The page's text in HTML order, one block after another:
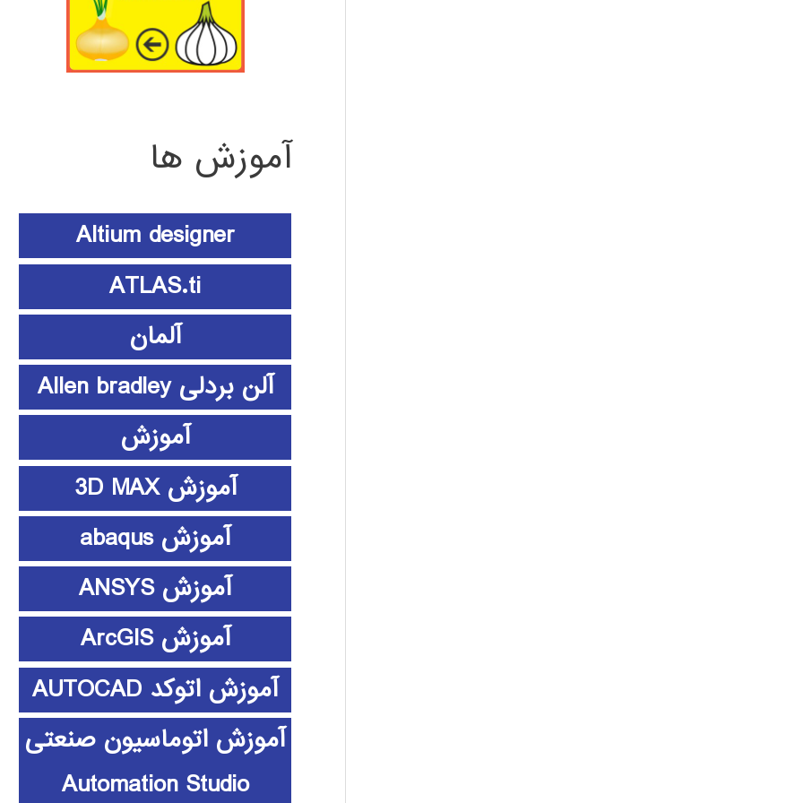
آموزش ها
Altium designer
ATLAS.ti
آلمان
آلن بردلی Allen bradley
آموزش
آموزش 3D MAX
آموزش abaqus
آموزش ANSYS
آموزش ArcGIS
آموزش اتوکد AUTOCAD
آموزش اتوماسیون صنعتی
Automation Studio